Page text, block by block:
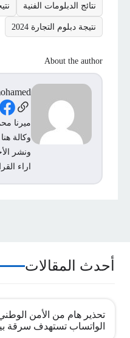
نتائج الدبلومات الفنية
نتيجة دبلوم التجارة 2024
About the author
Links
ميرنا
وكالة
ونشر
اراء
أحدث المقالات
تحذير هام من الأمن
الواتساب تستهدف سرقة